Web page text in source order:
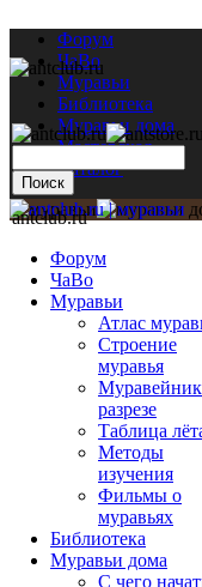
Форум
ЧаВо
Муравьи
Библиотека
Муравьи дома
Мастерская
Каталог
antclub.ru
Форум
ЧаВо
Муравьи
Атлас
Строение
муравья
разрезе
Таблица
Методы
изучения
Фильмы о
муравьях
Библиотека
Муравьи дома
С чего